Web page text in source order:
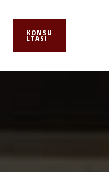
KONSU
LTASI